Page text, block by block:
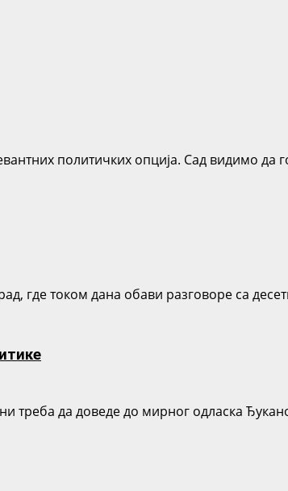
политичких опција. Сад видимо да
где током дана обави разговоре са
да доведе до мирног одласка